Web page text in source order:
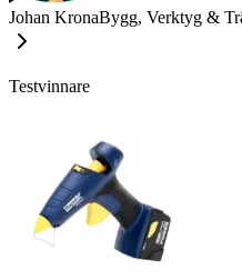
Johan KronaBygg, Verktyg &
Testvinnare